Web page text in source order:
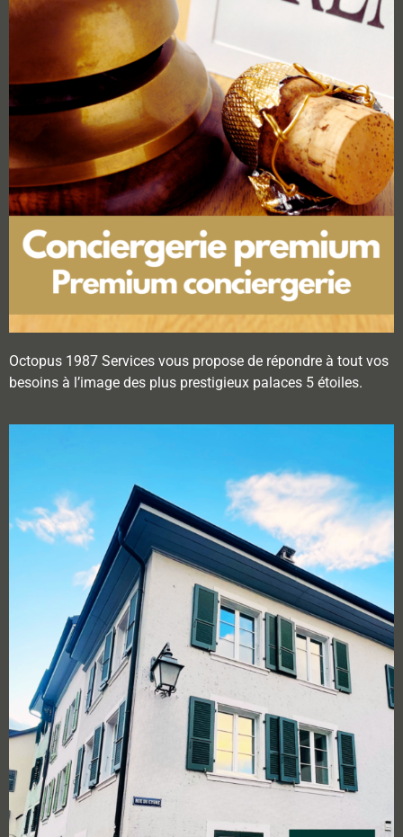
Octopus 1987 Services vous propose de répondre à tout vos
besoins à l’image des plus prestigieux palaces 5 étoiles.